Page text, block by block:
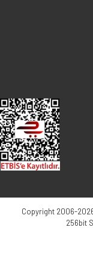
Copyright 2006-
256bit